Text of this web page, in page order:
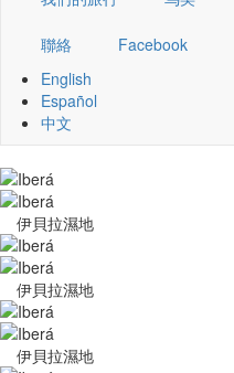
聯絡 Facebook
English
Español
中文
伊貝拉濕地
伊貝拉濕地
伊貝拉濕地